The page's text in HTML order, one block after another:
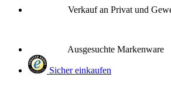
Verkauf an Privat und
Ausgesuchte Markenware
Sicher einkaufen